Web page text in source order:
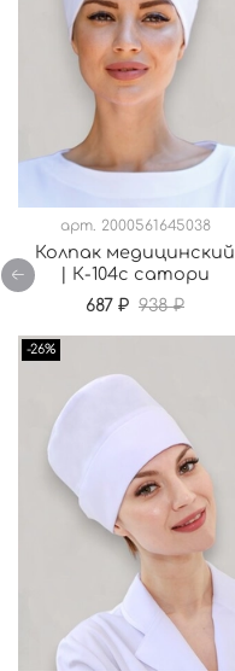
арт. 2000561645038
Колпак медицинский
| К-104с сатори
687 ₽ 938 ₽
-26%